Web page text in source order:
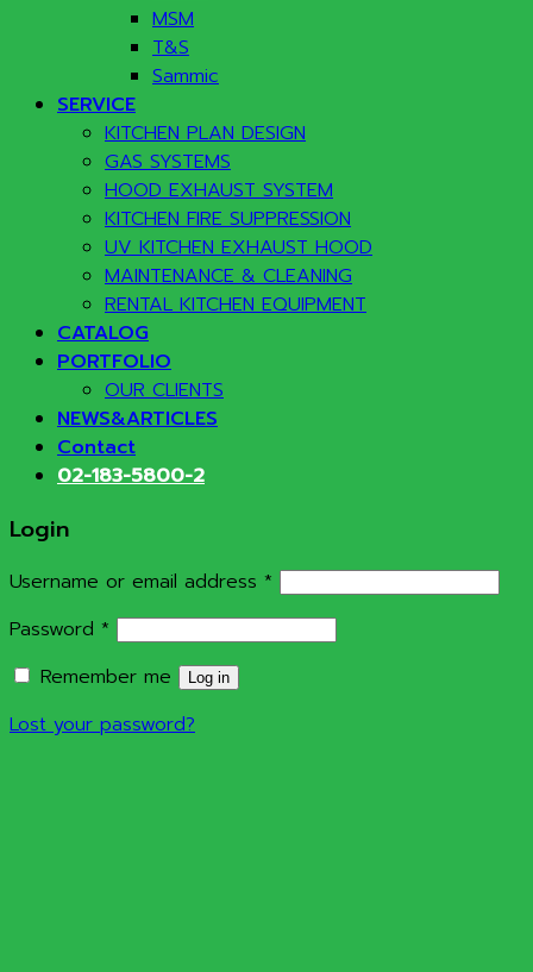
MSM
T&S
Sammic
SERVICE
KITCHEN PLAN DESIGN
GAS SYSTEMS
HOOD EXHAUST SYSTEM
KITCHEN FIRE SUPPRESSION
UV KITCHEN EXHAUST HOOD
MAINTENANCE & CLEANING
RENTAL KITCHEN EQUIPMENT
CATALOG
PORTFOLIO
OUR CLIENTS
NEWS&ARTICLES
Contact
02-183-5800-2
Login
Username or email address * Required
Password * Required
Remember me
Log in
Lost your password?